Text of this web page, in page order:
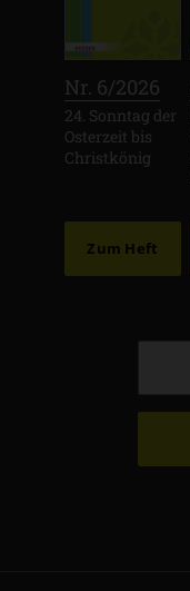
Nr. 6/2026
24. Sonntag der
Osterzeit bis
Christkönig
Zum Heft